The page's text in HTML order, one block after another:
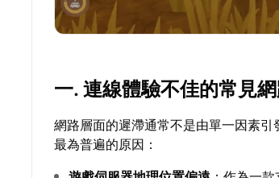
一. 連線體驗不佳的常見
網路層面的遲滯通常不是由單一因素
最為普遍的原因：